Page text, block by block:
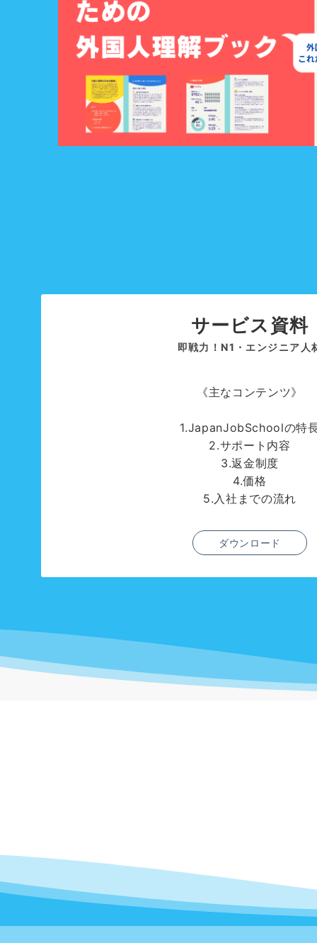
サービス資料
即戦力！N1・エンジニア人
《主なコンテンツ》
1.JapanJobSchoolの特
2.サポート内容
3.返金制度
4.価格
5.入社までの流れ
ダウンロード